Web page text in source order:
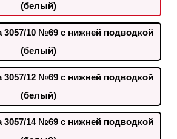
(белый)
3057/10 №69 с нижней подводкой
(белый)
3057/12 №69 с нижней подводкой
(белый)
3057/14 №69 с нижней подводкой